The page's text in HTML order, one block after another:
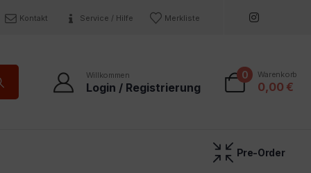
Kontakt Service / Hilfe Merkliste
Willkommen
Login / Registrierung
0 Warenkorb
0,00 €
Pre-Order